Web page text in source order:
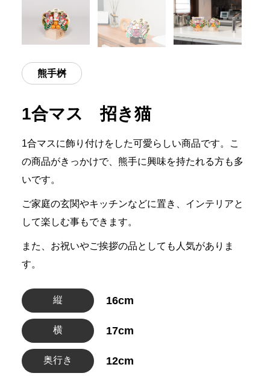
熊手桝
1合マス 招き猫
1合マスに飾り付けをした可愛らしい商品です。こ
の商品がきっかけで、熊手に興味を持たれる方も多
いです。
ご家庭の玄関やキッチンなどに置き、インテリアと
して楽しむ事もできます。
また、お祝いやご挨拶の品としても人気がありま
す。
縦 16cm
横 17cm
奥行き 12cm